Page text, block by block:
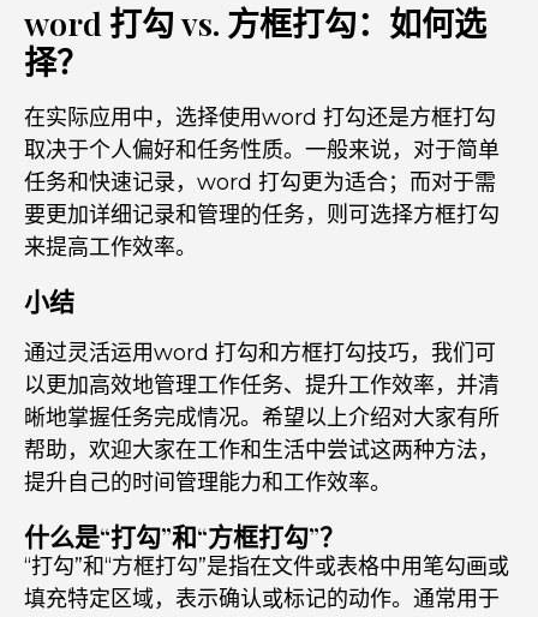
word 打勾 vs. 方框打勾：如何选
择？
在实际应用中，选择使用word 打勾还是方框打勾
取决于个人偏好和任务性质。一般来说，对于简单
任务和快速记录，word 打勾更为适合；而对于需
要更加详细记录和管理的任务，则可选择方框打勾
来提高工作效率。
小结
通过灵活运用word 打勾和方框打勾技巧，我们可
以更加高效地管理工作任务、提升工作效率，并清
晰地掌握任务完成情况。希望以上介绍对大家有所
帮助，欢迎大家在工作和生活中尝试这两种方法，
提升自己的时间管理能力和工作效率。
什么是“打勾”和“方框打勾”？
“打勾”和“方框打勾”是指在文件或表格中用笔勾画或
填充特定区域，表示确认或标记的动作。通常用于